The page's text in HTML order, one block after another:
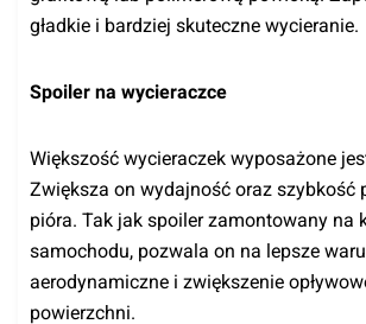
gładkie i bardziej skuteczne wycieranie.
Spoiler na wycieraczce
Większość wycieraczek wyposażone
Zwiększa on wydajność oraz szybkość
pióra. Tak jak spoiler zamontowany na
samochodu, pozwala on na lepsze
aerodynamiczne i zwiększenie
powierzchni.